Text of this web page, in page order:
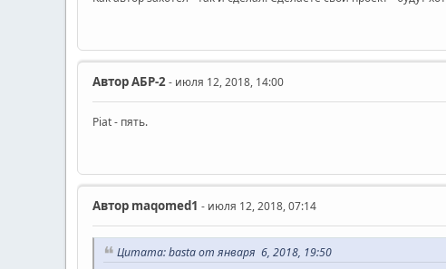
АвторАБР-2- июля 12, 2018, 14:00
Piat - пять.
Автор maqomed1 - июля 12, 2018, 07:14
Цитата: basta от января 6, 2018, 19:50